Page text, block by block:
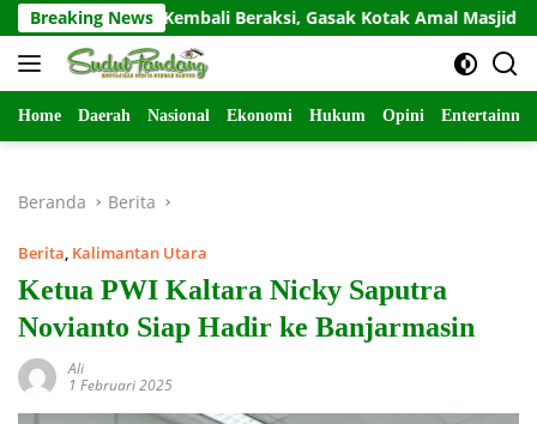
Langsung
ke
konten
Breaking News
Residivis Kembali Beraksi, Gasak Kotak Amal Masjid Sepi di
Home Daerah Nasional Ekonomi Hukum Opini
Beranda Berita
Berita, Kalimantan Utara
Ketua PWI Kaltara Nicky Saputra
Novianto Siap Hadir ke Banjarmasin
Ali
1 Februari 2025